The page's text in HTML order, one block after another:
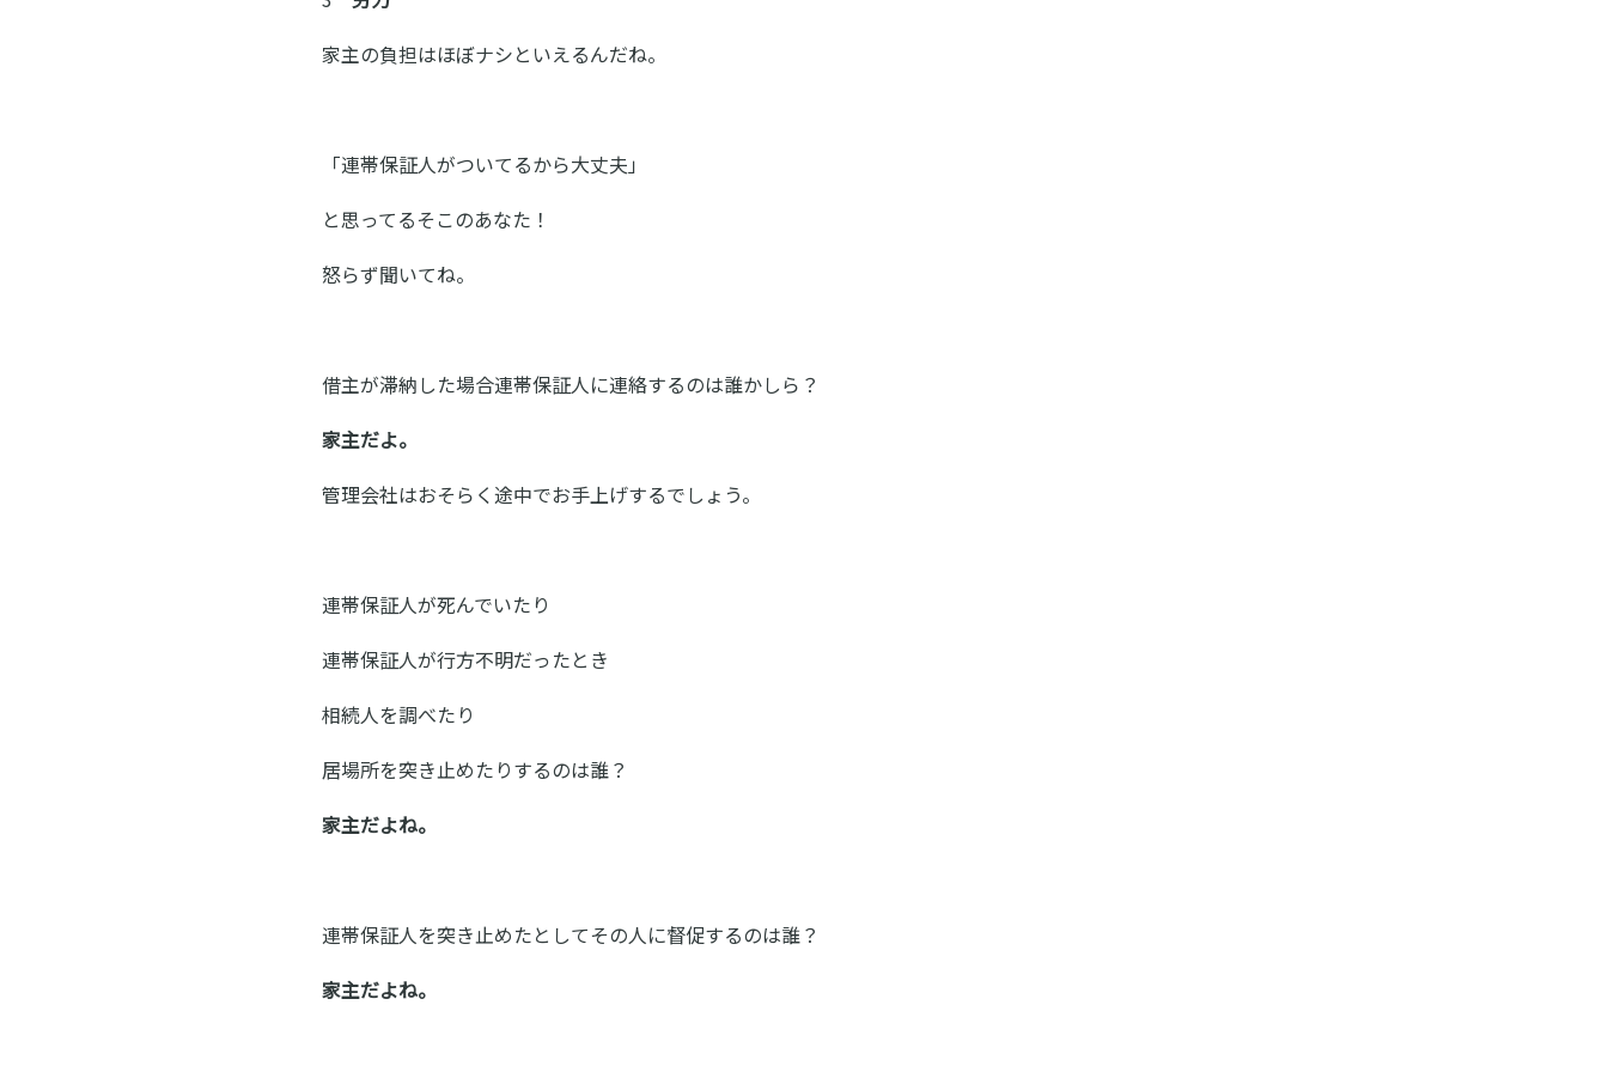
家主の負担はほぼナシといえるんだね。
「連帯保証人がついてるから大丈夫」
と思ってるそこのあなた！
怒らず聞いてね。
借主が滞納した場合連帯保証人に連絡するのは誰かしら？
家主だよ。
管理会社はおそらく途中でお手上げするでしょう。
連帯保証人が死んでいたり
連帯保証人が行方不明だったとき
相続人を調べたり
居場所を突き止めたりするのは誰？
家主だよね。
連帯保証人を突き止めたとしてその人に督促するのは誰？
家主だよね。